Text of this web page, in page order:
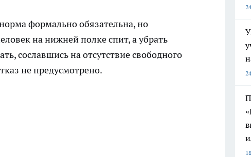
формально обязательна, но
на нижней полке спит, а убрать
сославшись на отсутствие свободного
не предусмотрено.